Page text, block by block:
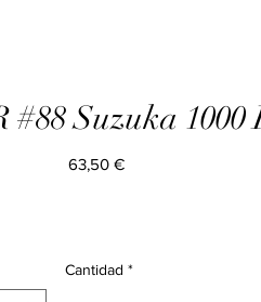
#88 Suzuka
63,50 €Precio
Cantidad *